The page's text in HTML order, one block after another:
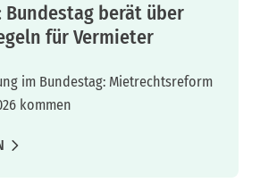
berät über
für Vermieter
im Bundestag: Mietrechtsreform
kommen